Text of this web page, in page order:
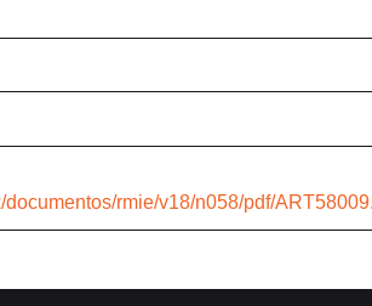
rmie/v18/n058/pdf/